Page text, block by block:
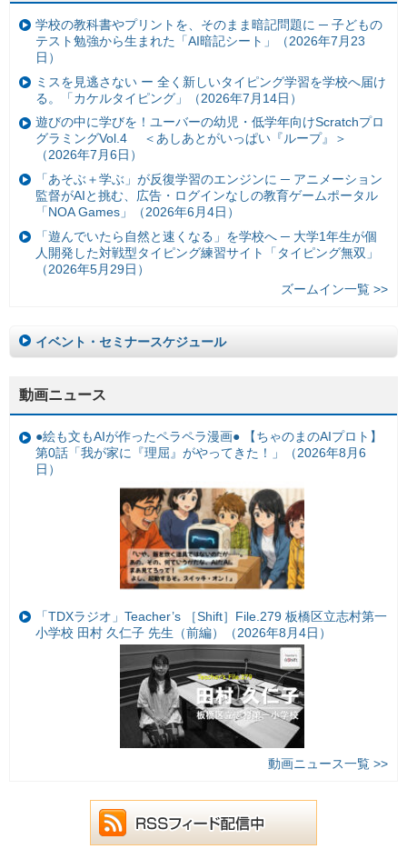
学校の教科書やプリントを、そのまま暗記問題に ─ 子どもの
テスト勉強から生まれた「AI暗記シート」（2026年7月23
日）
ミスを見逃さない ー 全く新しいタイピング学習を学校へ届け
る。「カケルタイピング」（2026年7月14日）
遊びの中に学びを！ユーバーの幼児・低学年向けScratchプロ
グラミングVol.4 ＜あしあとがいっぱい『ループ』＞
（2026年7月6日）
「あそぶ＋学ぶ」が反復学習のエンジンに ─ アニメーション
監督がAIと挑む、広告・ログインなしの教育ゲームポータル
「NOA Games」（2026年6月4日）
「遊んでいたら自然と速くなる」を学校へ ─ 大学1年生が個
人開発した対戦型タイピング練習サイト「タイピング無双」
（2026年5月29日）
ズームイン一覧 >>
イベント・セミナースケジュール
動画ニュース
●絵も文もAIが作ったペラペラ漫画● 【ちゃのまのAIプロト】
第0話「我が家に『理屈』がやってきた！」（2026年8月6
日）
「TDXラジオ」Teacher’s ［Shift］File.279 板橋区立志村第一
小学校 田村 久仁子 先生（前編）（2026年8月4日）
動画ニュース一覧 >>